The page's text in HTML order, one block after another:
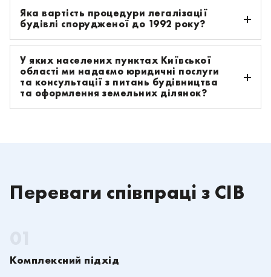
Яка вартість процедури легалізації
будівлі спорудженої до 1992 року?
У яких населених пунктах Київської
області ми надаємо юридичні послуги
та консультації з питань будівництва
та оформлення земельних ділянок?
Переваги співпраці з CIB
Комплексний підхід